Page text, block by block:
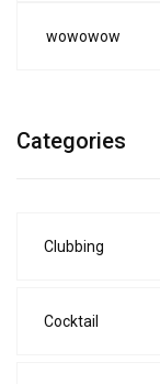
wowowow
Categories
Clubbing
Cocktail